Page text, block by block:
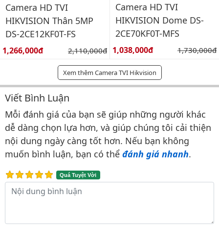
Camera HD TVI
HIKVISION Thân 5MP
DS-2CE12KF0T-FS
Giá bán:
1,266,000đ Giá gốc:
2,110,000đ
Camera HD TVI
HIKVISION Dome DS-
2CE70KF0T-MFS
Giá bán:
1,038,000đ Giá gốc:
1,730,000đ
Xem thêm Camera TVI Hikvision
Bình luận & Đánh giá
Viết Bình Luận
Mỗi đánh giá của bạn sẽ giúp những người khác
dễ dàng chọn lựa hơn, và giúp chúng tôi cải thiện
nội dung ngày càng tốt hơn. Nếu bạn không
muốn bình luận, bạn có thể đánh giá nhanh.
Quá Tuyệt Vời
Nội dung bình luận